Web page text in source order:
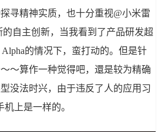
寻精神实质，也十分重视@小米雷
自主创新，当我看到了产品研发超
的情况下，蛮打动的。但是针
～算作一种觉得吧，還是较为精确
没法时兴，由于违反了人的应用习
上是一样的。